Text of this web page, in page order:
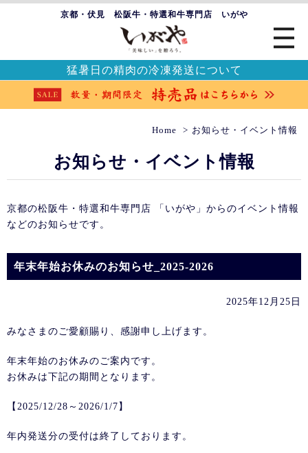
京都・伏見 松阪牛・特選和牛専門店 いがや
猛暑日の精肉の冷凍発送について
Home お知らせ・イベント情報
お知らせ・イベント情報
京都の松阪牛・特選和牛専門店 「いがや」からのイベント情報
などのお知らせです。
年末年始お休みのお知らせ_2025-2026
2025年12月25日
みなさまのご愛顧賜り、感謝申し上げます。
年末年始のお休みのご案内です。
お休みは下記の期間となります。
【2025/12/28～2026/1/7】
年内発送分の受付は終了しております。